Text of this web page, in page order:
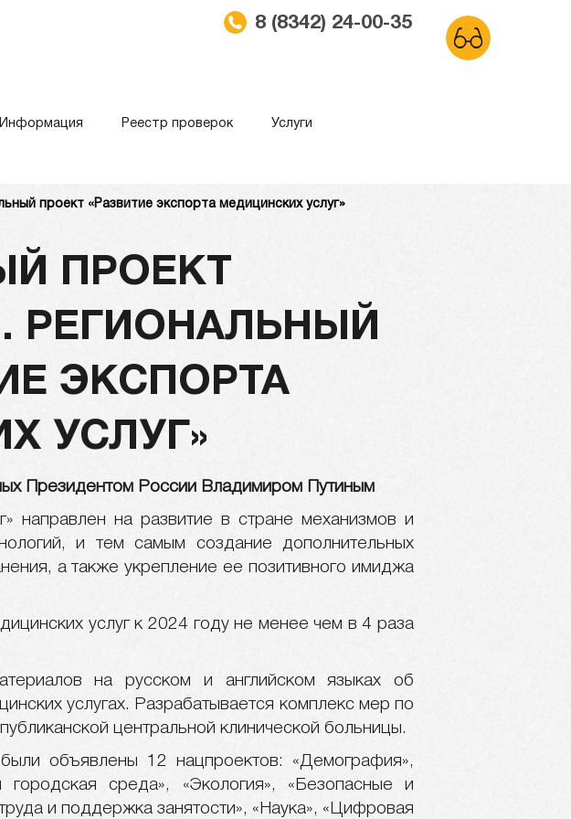
Информация Реестр проверок Услуги
8 (8342) 24-00-35
проект «Развитие экспорта медицинских услуг»
ПРОЕКТ
РЕГИОНАЛЬНЫЙ
ЭКСПОРТА
УСЛУГ»
Президентом России Владимиром Путиным
направлен на развитие в стране механизмов и
и тем самым создание дополнительных
а также укрепление ее позитивного имиджа
услуг к 2024 году не менее чем в 4 раза
на русском и английском языках об
услугах. Разрабатывается комплекс мер по
центральной клинической больницы.
объявлены 12 нацпроектов: «Демография»,
среда», «Экология», «Безопасные и
и поддержка занятости», «Наука», «Цифровая